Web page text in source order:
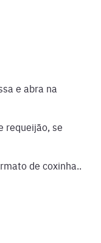
e abra na
requeijão, se
de coxinha..